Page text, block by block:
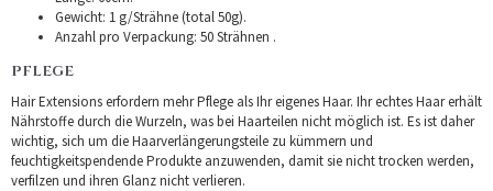
Gewicht: 1 g/Strähne (total 50g).
Anzahl pro Verpackung: 50 Strähnen .
PFLEGE
Hair Extensions erfordern mehr Pflege als Ihr eigenes Haar. Ihr echtes Haar erhält
Nährstoffe durch die Wurzeln, was bei Haarteilen nicht möglich ist. Es ist daher
wichtig, sich um die Haarverlängerungsteile zu kümmern und
feuchtigkeitspendende Produkte anzuwenden, damit sie nicht trocken werden,
verfilzen und ihren Glanz nicht verlieren.